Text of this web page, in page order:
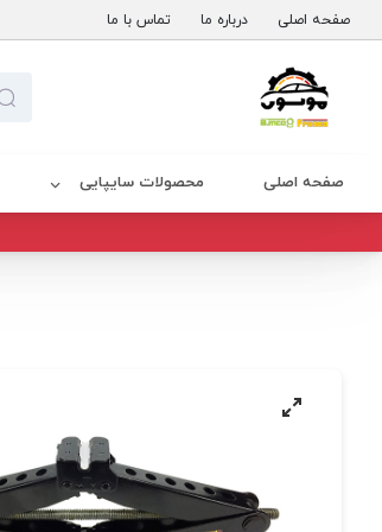
صفحه اصلی درباره ما تماس با ما
صفحه اصلی محصولات سایپایی